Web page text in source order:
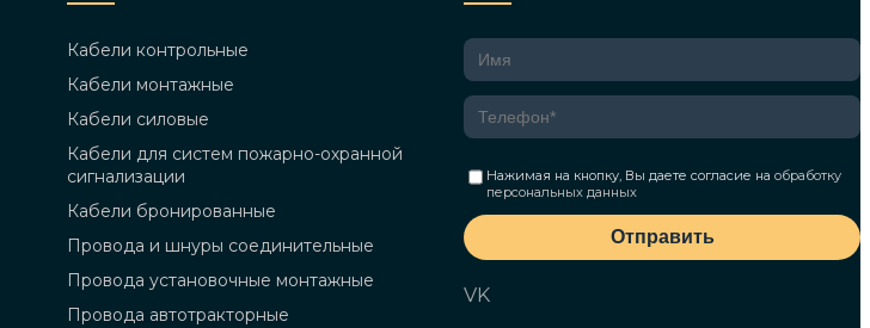
Кабели контрольные
Кабели монтажные
Кабели силовые
Кабели для систем пожарно-охранной
сигнализации
Кабели бронированные
Провода и шнуры соединительные
Провода установочные монтажные
Провода автотракторные
Нажимая на кнопку, Вы даете согласие на обработку
персональных данных
Отправить
VK